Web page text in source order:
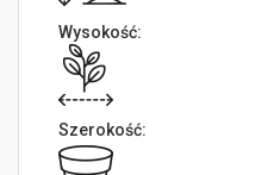
Wysokość:
Szerokość: